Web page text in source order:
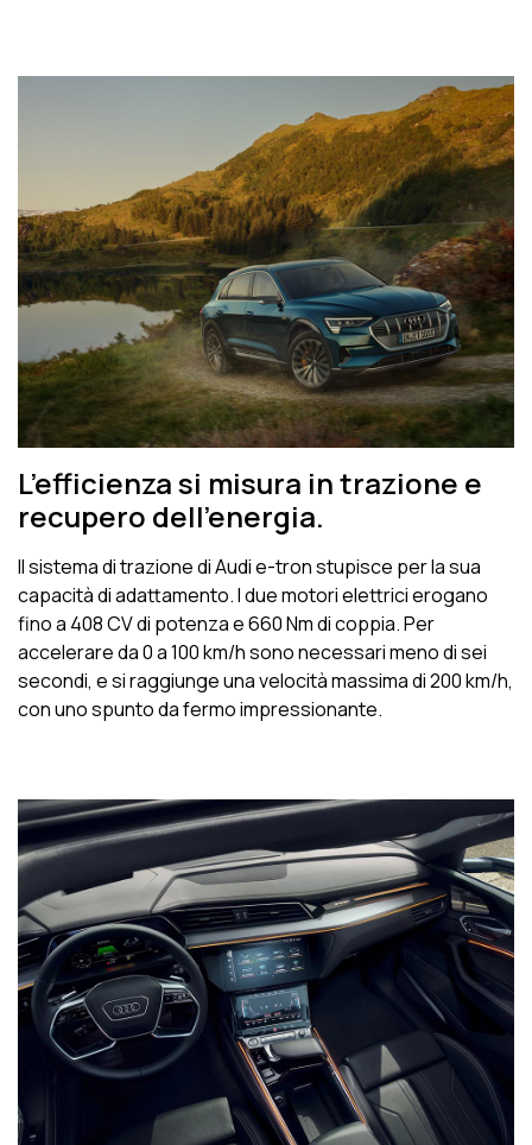
L’efficienza si misura in trazione e
recupero dell’energia.
Il sistema di trazione di Audi e-tron stupisce per la sua
capacità di adattamento. I due motori elettrici erogano
fino a 408 CV di potenza e 660 Nm di coppia. Per
accelerare da 0 a 100 km/h sono necessari meno di sei
secondi, e si raggiunge una velocità massima di 200 km/h,
con uno spunto da fermo impressionante.